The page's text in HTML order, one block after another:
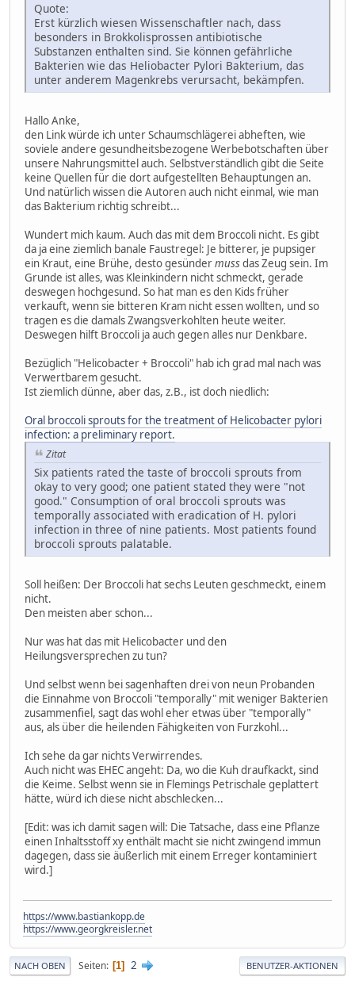
Quote:
Erst kürzlich wiesen Wissenschaftler nach, dass
besonders in Brokkolisprossen antibiotische
Substanzen enthalten sind. Sie können gefährliche
Bakterien wie das Heliobacter Pylori Bakterium, das
unter anderem Magenkrebs verursacht, bekämpfen.
Hallo Anke,
den Link würde ich unter Schaumschlägerei abheften, wie
soviele andere gesundheitsbezogene Werbebotschaften über
unsere Nahrungsmittel auch. Selbstverständlich gibt die Seite
keine Quellen für die dort aufgestellten Behauptungen an.
Und natürlich wissen die Autoren auch nicht einmal, wie man
das Bakterium richtig schreibt...
Wundert mich kaum. Auch das mit dem Broccoli nicht. Es gibt
da ja eine ziemlich banale Faustregel: Je bitterer, je pupsiger
ein Kraut, eine Brühe, desto gesündermussdas Zeug sein. Im
Grunde ist alles, was Kleinkindern nicht schmeckt, gerade
deswegen hochgesund. So hat man es den Kids früher
verkauft, wenn sie bitteren Kram nicht essen wollten, und so
tragen es die damals Zwangsverkohlten heute weiter.
Deswegen hilft Broccoli ja auch gegen alles nur Denkbare.
Bezüglich "Helicobacter + Broccoli" hab ich grad mal nach was
Verwertbarem gesucht.
Ist ziemlich dünne, aber das, z.B., ist doch niedlich:
Oral broccoli sprouts for the treatment of Helicobacter pylori
infection: a preliminary report.
Zitat
Six patients rated the taste of broccoli sprouts from
okay to very good; one patient stated they were "not
good." Consumption of oral broccoli sprouts was
temporally associated with eradication of H. pylori
infection in three of nine patients. Most patients found
broccoli sprouts palatable.
Soll heißen: Der Broccoli hat sechs Leuten geschmeckt, einem
nicht.
Den meisten aber schon...
Nur was hat das mit Helicobacter und den
Heilungsversprechen zu tun?
Und selbst wenn bei sagenhaften drei von neun Probanden
die Einnahme von Broccoli "temporally" mit weniger Bakterien
zusammenfiel, sagt das wohl eher etwas über "temporally"
aus, als über die heilenden Fähigkeiten von Furzkohl...
Ich sehe da gar nichts Verwirrendes.
Auch nicht was EHEC angeht: Da, wo die Kuh draufkackt, sind
die Keime. Selbst wenn sie in Flemings Petrischale geplattert
hätte, würd ich diese nicht abschlecken...
[Edit: was ich damit sagen will: Die Tatsache, dass eine Pflanze
einen Inhaltsstoff xy enthält macht sie nicht zwingend immun
dagegen, dass sie äußerlich mit einem Erreger kontaminiert
wird.]
https://www.bastiankopp.de
https://www.georgkreisler.net
NACH OBEN Seiten 1 2 BENUTZER-AKTIONEN